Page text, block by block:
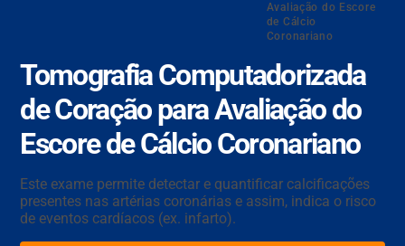
Avaliação do Escore
de Cálcio
Coronariano
Tomografia Computadorizada
de Coração para Avaliação do
Escore de Cálcio Coronariano
Este exame permite detectar e quantificar calcificações
presentes nas artérias coronárias e assim, indica o risco
de eventos cardíacos (ex. infarto).